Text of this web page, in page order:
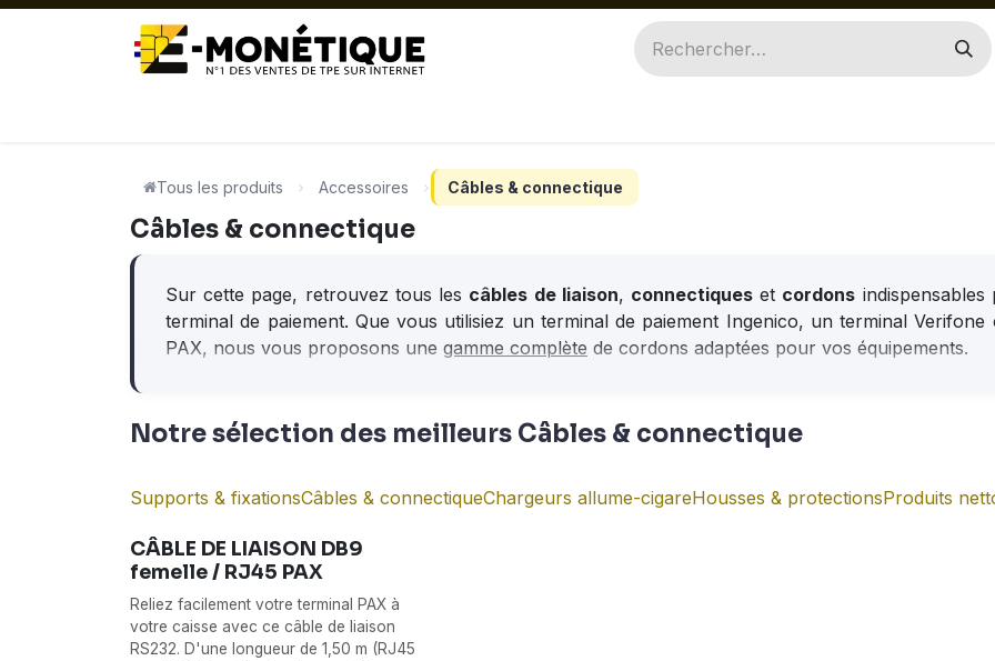
Se rendre au contenu
Tous les produits Accessoires Câbles & connectique
Câbles & connectique
Sur cette page, retrouvez tous les câbles de liaison, connectiques et cordons
terminal de paiement. Que vous utilisiez un terminal de paiement Ingenico, un terminal
PAX, nous vous proposons une gamme complète de cordons adaptées pour vos équipements.
Notre sélection des meilleurs Câbles & connectique
Supports & fixationsCâbles & connectiqueChargeurs allume-cigareHousses & protectionsProduits
CÂBLE DE LIAISON DB9
femelle / RJ45 PAX
Reliez facilement votre terminal PAX à
votre caisse avec ce câble de liaison
RS232. D'une longueur de 1,50 m (RJ45